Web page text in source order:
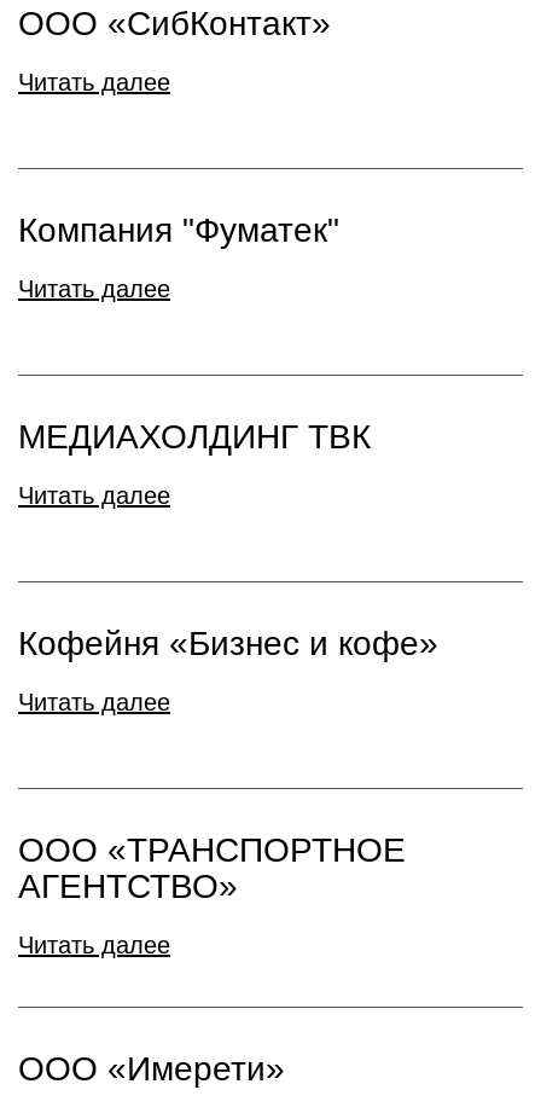
ООО «СибКонтакт»
Читать далее
Компания "Фуматек"
Читать далее
МЕДИАХОЛДИНГ ТВК
Читать далее
Кофейня «Бизнес и кофе»
Читать далее
ООО «ТРАНСПОРТНОЕ
АГЕНТСТВО»
Читать далее
ООО «Имерети»